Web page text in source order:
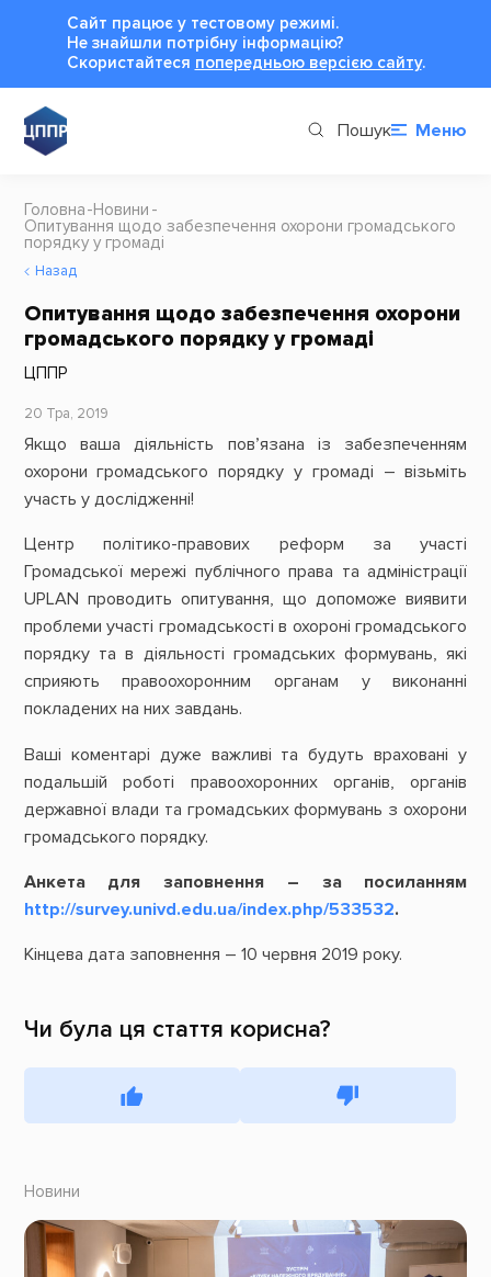
Сайт працює у тестовому режимі.
Не знайшли потрібну інформацію?
Cкористайтеся попередньою версією сайту.
Пошук Меню
Головна Новини
Опитування щодо забезпечення охорони громадського
порядку у громаді
Назад
Опитування щодо забезпечення охорони
громадського порядку у громаді
ЦППР
20 Тра, 2019
Якщо ваша діяльність пов’язана із забезпеченням
охорони громадського порядку у громаді – візьміть
участь у дослідженні!
Центр політико-правових реформ за участі
Громадської мережі публічного права та адміністрації
UPLAN проводить опитування, що допоможе виявити
проблеми участі громадськості в охороні громадського
порядку та в діяльності громадських формувань, які
сприяють правоохоронним органам у виконанні
покладених на них завдань.
Ваші коментарі дуже важливі та будуть враховані у
подальшій роботі правоохоронних органів, органів
державної влади та громадських формувань з охорони
громадського порядку.
Анкета для заповнення – за посиланням
http://survey.univd.edu.ua/index.php/533532.
Кінцева дата заповнення – 10 червня 2019 року.
Чи була ця стаття корисна?
Новини